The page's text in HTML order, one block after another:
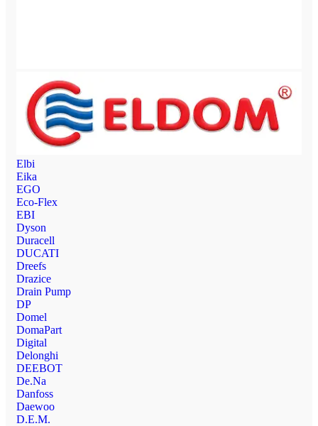
Elbi
Eika
EGO
Eco-Flex
EBI
Dyson
Duracell
DUCATI
Dreefs
Drazice
Drain Pump
DP
Domel
DomaPart
Digital
Delonghi
DEEBOT
De.Na
Danfoss
Daewoo
D.E.M.